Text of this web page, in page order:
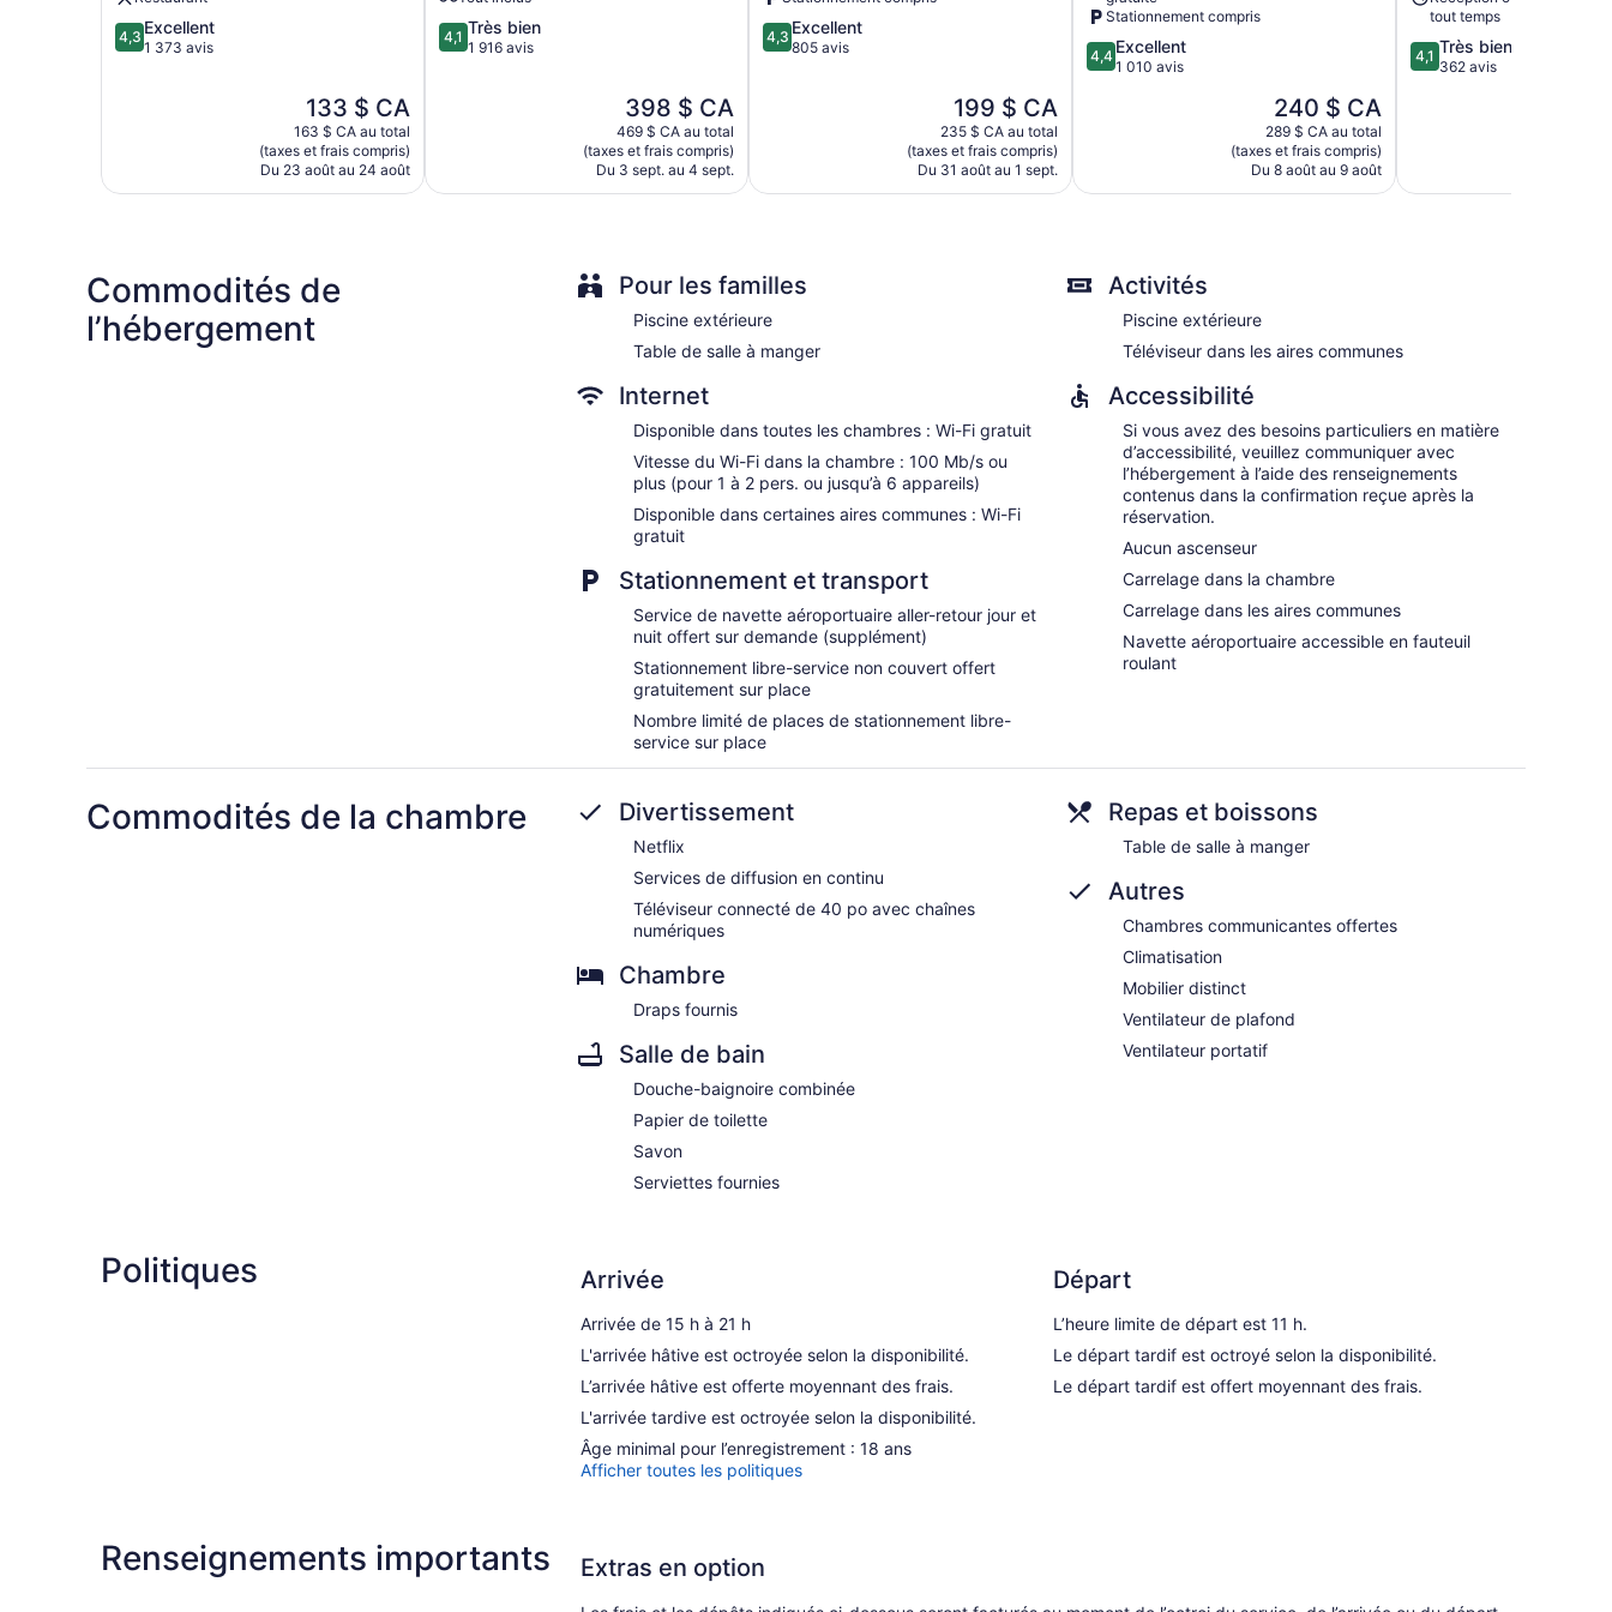
4.3
sur
4,3 Excellent
1 373 avis
Le
prix
est
de
133 $ CA
133 $ CA
163 $ CA au total
(taxes et frais compris)
Du 23 août au 24 août
(avenue
célèbre)
4.1
sur
4,1 Très bien
1 916 avis
Le
prix
est
de
398 $ CA
398 $ CA
469 $ CA au total
(taxes et frais compris)
Du 3 sept. au 4 sept.
célèbre)
4.3
sur
4,3 Excellent
805 avis
Le
prix
est
de
199 $ CA
199 $ CA
235 $ CA au total
(taxes et frais compris)
Du 31 août au 1 sept.
Stationnement compris
4.4
sur
4,4 Excellent
1 010 avis
Le
prix
est
de
240 $ CA
240 $ CA
289 $ CA au total
(taxes et frais compris)
Du 8 août au 9 août
tout temps
4.1
sur
4,1 Très bien
362 avis
Commodités de
l’hébergement
Pour les familles
Piscine extérieure
Table de salle à manger
Internet
Disponible dans toutes les chambres : Wi-Fi gratuit
Vitesse du Wi-Fi dans la chambre : 100 Mb/s ou
plus (pour 1 à 2 pers. ou jusqu’à 6 appareils)
Disponible dans certaines aires communes : Wi-Fi
gratuit
Stationnement et transport
Service de navette aéroportuaire aller-retour jour et
nuit offert sur demande (supplément)
Stationnement libre-service non couvert offert
gratuitement sur place
Nombre limité de places de stationnement libre-
service sur place
Activités
Piscine extérieure
Téléviseur dans les aires communes
Accessibilité
Si vous avez des besoins particuliers en matière
d’accessibilité, veuillez communiquer avec
l’hébergement à l’aide des renseignements
contenus dans la confirmation reçue après la
réservation.
Aucun ascenseur
Carrelage dans la chambre
Carrelage dans les aires communes
Navette aéroportuaire accessible en fauteuil
roulant
Commodités de la chambre Divertissement
Netflix
Services de diffusion en continu
Téléviseur connecté de 40 po avec chaînes
numériques
Chambre
Draps fournis
Salle de bain
Douche-baignoire combinée
Papier de toilette
Savon
Serviettes fournies
Repas et boissons
Table de salle à manger
Autres
Chambres communicantes offertes
Climatisation
Mobilier distinct
Ventilateur de plafond
Ventilateur portatif
Politiques Arrivée
Arrivée de 15 h à 21 h
L'arrivée hâtive est octroyée selon la disponibilité.
L’arrivée hâtive est offerte moyennant des frais.
L'arrivée tardive est octroyée selon la disponibilité.
Âge minimal pour l’enregistrement : 18 ans
Départ
L’heure limite de départ est 11 h.
Le départ tardif est octroyé selon la disponibilité.
Le départ tardif est offert moyennant des frais.
Afficher toutes les politiques
Renseignements importants Extras en option